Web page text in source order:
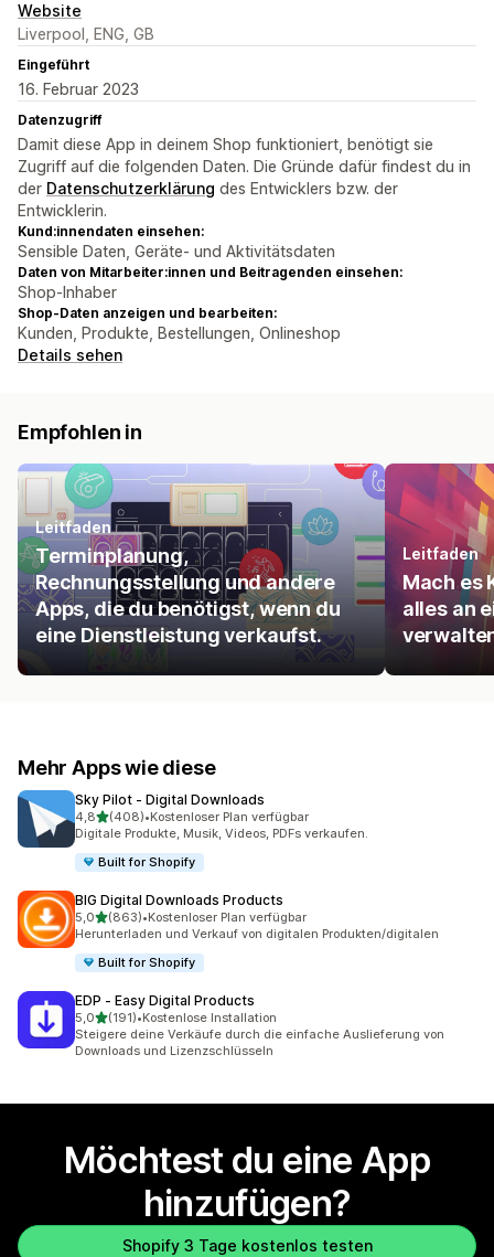
Website
Liverpool, ENG, GB
Eingeführt
16. Februar 2023
Datenzugriff
Damit diese App in deinem Shop funktioniert, benötigt sie
Zugriff auf die folgenden Daten. Die Gründe dafür findest du in
der Datenschutzerklärung des Entwicklers bzw. der
Entwicklerin.
Kund:innendaten einsehen:
Sensible Daten, Geräte- und Aktivitätsdaten
Daten von Mitarbeiter:innen und Beitragenden einsehen:
Shop-Inhaber
Shop-Daten anzeigen und bearbeiten:
Kunden, Produkte, Bestellungen, Onlineshop
Details sehen
Empfohlen in
Leitfaden
Terminplanung,
Rechnungsstellung und andere
Apps, die du benötigst, wenn du
eine Dienstleistung verkaufst.
Leitfaden
Mach es
alles an
Mehr Apps wie diese
Sky Pilot ‑ Digital Downloads
4,8von 5 Sternen
(408)
408 Rezensionen insgesamt
•Kostenloser Plan verfügbar
Digitale Produkte, Musik, Videos, PDFs verkaufen.
Built for Shopify
BIG Digital Downloads Products
5,0von 5 Sternen
(863)
863 Rezensionen insgesamt
•Kostenloser Plan verfügbar
Herunterladen und Verkauf von digitalen Produkten/digitalen
Built for Shopify
EDP ‑ Easy Digital Products
5,0von 5 Sternen
(191)
191 Rezensionen insgesamt
•Kostenlose Installation
Steigere deine Verkäufe durch die einfache Auslieferung von
Downloads und Lizenzschlüsseln
Möchtest du eine App
hinzufügen?
Shopify 3 Tage kostenlos testen